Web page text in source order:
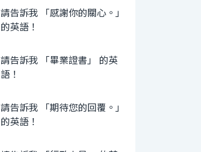
請告訴我 「感謝你的關心。」
的英語！
請告訴我 「畢業證書」 的英
語！
請告訴我 「期待您的回覆。」
的英語！